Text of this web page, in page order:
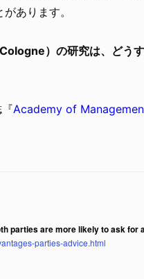
あります。
）の研究は、どう
Academy of
parties are more likely to ask for
parties-advice.html